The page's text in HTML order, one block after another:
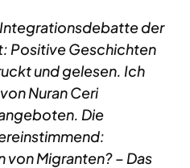
Integrationsdebatte der
Positive Geschichten
und gelesen. Ich
Nuran Ceri
Die
Migranten? – Das